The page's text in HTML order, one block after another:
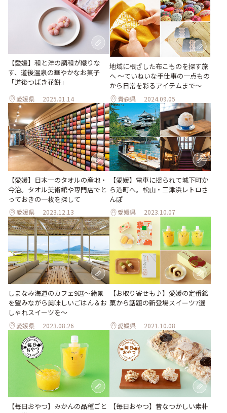
【愛媛】和と洋の調和が織りな
す、道後温泉の華やかなお菓子
「道後つばき花餅」
愛媛県 2025.01.14
地域に根ざした布こものを探す旅
へ 〜ていねいな手仕事の一点もの
から日常を彩るアイテムまで〜
青森県 2024.09.05
【愛媛】日本一のタオルの産地・
今治。タオル美術館や専門店でと
っておきの一枚を探して
愛媛県 2023.12.13
【愛媛】電車に揺られて城下町か
ら港町へ。松山・三津浜レトロさ
んぽ
愛媛県 2023.10.07
しまなみ海道のカフェ9選〜絶景
を望みながら美味しいごはん＆お
しゃれスイーツを〜
愛媛県 2023.08.26
【お取り寄せも♪】愛媛の定番銘
菓から話題の新登場スイーツ7選
愛媛県 2021.10.08
【毎日おやつ】みかんの品種ごと
【毎日おやつ】昔なつかしい素朴